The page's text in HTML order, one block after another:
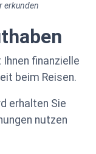
erkunden
finanzielle
beim Reisen.
erhalten Sie
nutzen